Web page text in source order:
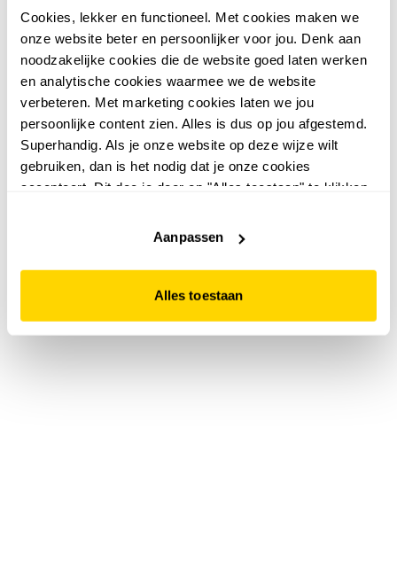
Cookies, lekker en functioneel. Met cookies maken we
onze website beter en persoonlijker voor jou. Denk aan
noodzakelijke cookies die de website goed laten werken
en analytische cookies waarmee we de website
verbeteren. Met marketing cookies laten we jou
persoonlijke content zien. Alles is dus op jou afgestemd.
Superhandig. Als je onze website op deze wijze wilt
gebruiken, dan is het nodig dat je onze cookies
accepteert. Dit doe je door op "Alles toestaan" te klikken.
website niet optimaal functioneert.
Aanpassen
Alles toestaan